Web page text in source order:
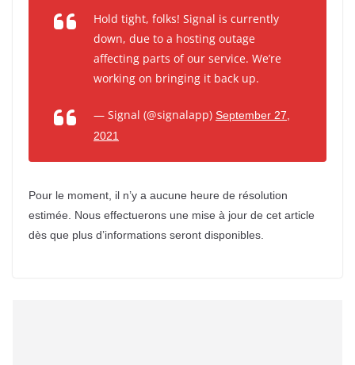
Hold tight, folks! Signal is currently
down, due to a hosting outage
affecting parts of our service. We’re
working on bringing it back up.
— Signal (@signalapp) September 27,
2021
Pour le moment, il n’y a aucune heure de résolution
estimée. Nous effectuerons une mise à jour de cet article
dès que plus d’informations seront disponibles.